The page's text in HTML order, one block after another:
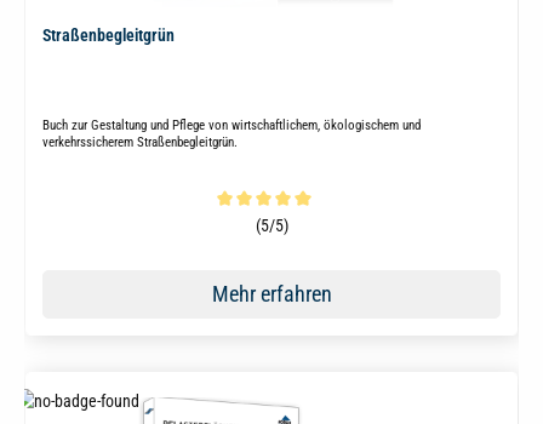
Straßenbegleitgrün
Buch zur Gestaltung und Pflege von wirtschaftlichem, ökologischem und
verkehrssicherem Straßenbegleitgrün.
Durchschnittliche Bewertung von 5 von 5 Sternen
(5/5)
Mehr erfahren